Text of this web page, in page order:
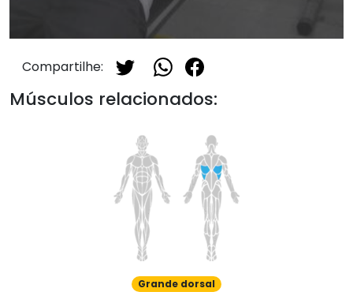
Compartilhe:
Músculos relacionados:
Grande dorsal